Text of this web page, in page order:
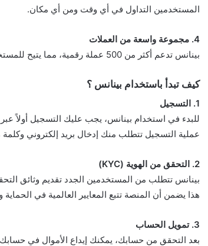
المستخدمين التداول في أي وقت ومن أي مكان.
4. مجموعة واسعة من العملات
بينانس تدعم أكثر من 500 عملة رقمية، مما يتيح للمستخدمين خيارات متنوعة للاستثمار والتداول.
كيف تبدأ باستخدام بينانس ؟
1. التسجيل
للبدء في استخدام بينانس، يجب عليك التسجيل أولاً
عملية التسجيل تتطلب منك إدخال بريد إلكتروني وكلمة
2. التحقق من الهوية (KYC)
بينانس تتطلب من المستخدمين الجدد تقديم وثائق
هذا يضمن أن المنصة تتبع المعايير العالمية في الحماية
3. تمويل الحساب
بعد التحقق من حسابك، يمكنك إيداع الأموال في حسابك